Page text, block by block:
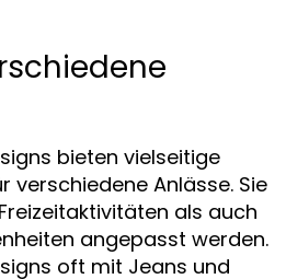
bieten vielseitige
verschiedene Anlässe. Sie
als auch
angepasst werden.
oft mit Jeans und